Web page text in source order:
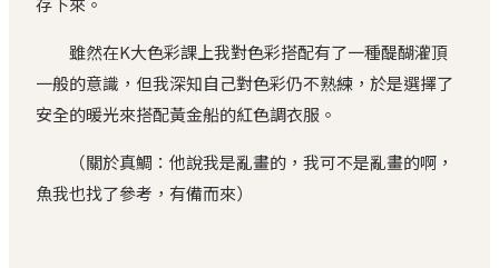
雖然在K大色彩課上我對色彩搭配有了一種醍醐灌頂
一般的意識，但我深知自己對色彩仍不熟練，於是選擇了
安全的暖光來搭配黃金船的紅色調衣服。
（關於真鯛：他說我是亂畫的，我可不是亂畫的啊，
魚我也找了參考，有備而來）